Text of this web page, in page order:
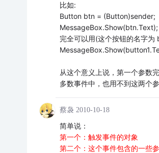
比如:
Button btn = (Button)sender;
MessageBox.Show(btn.Text);
完全可以用(这个按钮的名字为
从这个意义上说，第一个参数
多数事件中，也用不到这两个
蔡袅 2010-10-18
简单说：
第一个：触发事件的对象
第二个：这个事件包含的一些